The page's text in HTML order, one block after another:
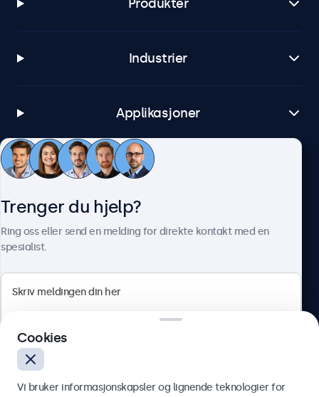
Produkter
Industrier
Applikasjoner
Kundeservice
Trenger du hjelp?
Ring oss eller send en melding for direkte kontakt med en
spesialist.
Cookies
Vi bruker informasjonskapsler og lignende teknologier for